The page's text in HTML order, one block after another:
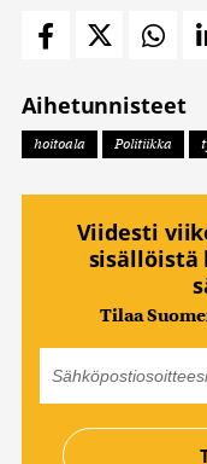
Aihetunnisteet
hoitoala Politiikka
Viidesti
Tilaa